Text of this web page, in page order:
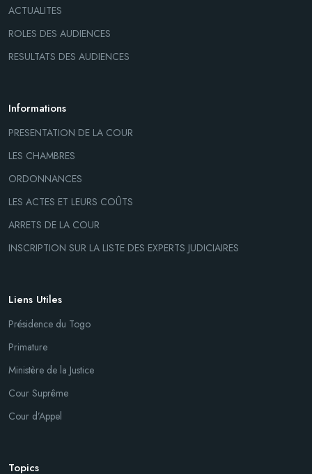
ACTUALITES
ROLES DES AUDIENCES
RESULTATS DES AUDIENCES
Informations
PRESENTATION DE LA COUR
LES CHAMBRES
ORDONNANCES
LES ACTES ET LEURS COÛTS
ARRETS DE LA COUR
INSCRIPTION SUR LA LISTE DES EXPERTS JUDICIAIRES
Liens Utiles
Présidence du Togo
Primature
Ministère de la Justice
Cour Suprême
Cour d’Appel
Topics